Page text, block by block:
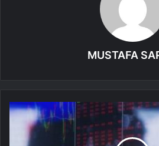
MUSTAFA